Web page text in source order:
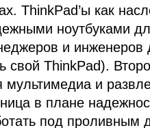
ThinkPad’ы как
ноутбуками
и инженеров
свой ThinkPad).
мультимедиа и
в плане
под проливным